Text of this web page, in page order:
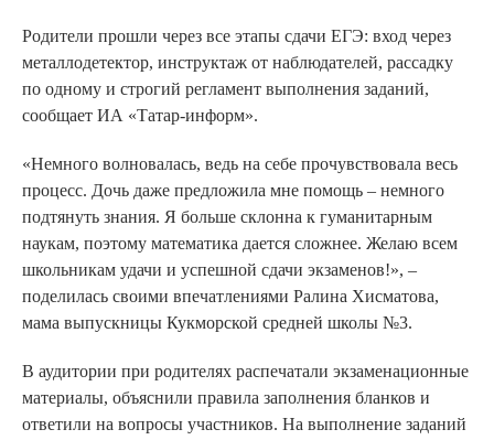
Родители прошли через все этапы сдачи ЕГЭ: вход через
металлодетектор, инструктаж от наблюдателей, рассадку
по одному и строгий регламент выполнения заданий,
сообщает ИА «Татар-информ».
«Немного волновалась, ведь на себе прочувствовала весь
процесс. Дочь даже предложила мне помощь – немного
подтянуть знания. Я больше склонна к гуманитарным
наукам, поэтому математика дается сложнее. Желаю всем
школьникам удачи и успешной сдачи экзаменов!», –
поделилась своими впечатлениями Ралина Хисматова,
мама выпускницы Кукморской средней школы №3.
В аудитории при родителях распечатали экзаменационные
материалы, объяснили правила заполнения бланков и
ответили на вопросы участников. На выполнение заданий